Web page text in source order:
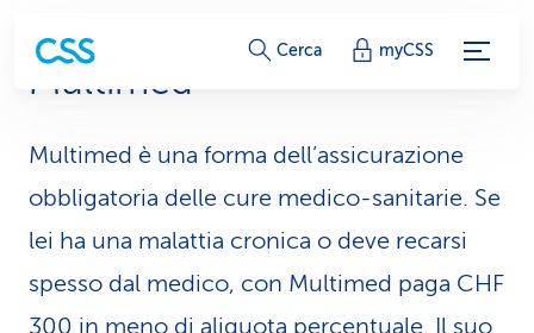
c
l
l
e
g
Cerca myCSS
Multimed
Multimed è una forma dell’assicurazione
obbligatoria delle cure medico-sanitarie. Se
lei ha una malattia cronica o deve recarsi
spesso dal medico, con Multimed paga CHF
300 in meno di aliquota percentuale. Il suo